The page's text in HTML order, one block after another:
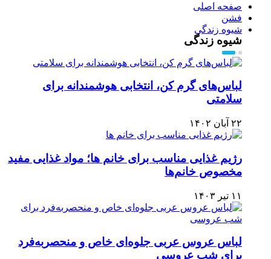
صفحه اصلی
فشن
شیوه زندگی
شیوه زندگی
لباس‌های گرم کن، انتخابی هوشمندانه برای
سلامتی
۲۲ آبان ۱۴۰۲
رژیم غذایی مناسب برای خانم ها؛ مواد غذایی مفید
مخصوص خانم‌ها
۱۱ تیر ۱۴۰۳
لباس عروس عربی جلوه‌ای خاص و منحصربه‌فرد
برای شب عروسی